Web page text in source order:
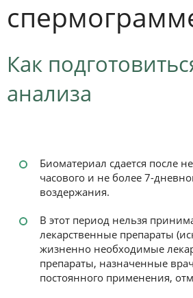
Как
анализа
Биоматериал сдается после
часового и не более 7-
воздержания.
В этот период нельзя
лекарственные препараты
жизненно необходимые
препараты, назначенные
постоянного применения,